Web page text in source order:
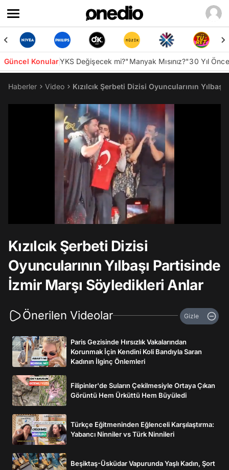
Güncel KonularYKS Değişecek mi?"Manyak Mısınız?"30 Yıl
Haberler Video Kızılcık Şerbeti Dizisi Oyuncularının
Kızılcık Şerbeti Dizisi
Oyuncularının Yılbaşı Partisinde
İzmir Marşı Söyledikleri Anlar
Önerilen Videolar Gizle
Paris Gezisinde Hırsızlık Vakalarından
Korunmak İçin Kendini Koli Bandıyla Saran
Kadının İlginç Önlemleri
Filipinler'de Suların Çekilmesiyle Ortaya Çıkan
Görüntü Hem Ürküttü Hem Büyüledi
Türkçe Eğitmeninden Eğlenceli Karşılaştırma:
Yabancı Ninniler vs Türk Ninnileri
Beşiktaş-Üsküdar Vapurunda Yaşlı Kadın, Şort